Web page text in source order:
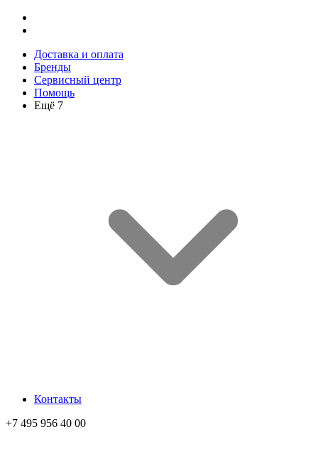
Доставка и оплата
Бренды
Сервисный центр
Помощь
Ещё 7
Контакты
+7 495 956 40 00